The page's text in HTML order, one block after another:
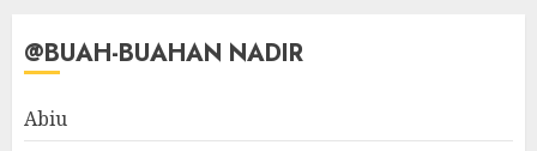
@BUAH-BUAHAN NADIR
Abiu